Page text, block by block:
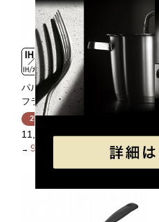
パルマデュール インスパイア
フライパン 28cm
20％OFF
11,330円（税込）
→9,064円（税込）